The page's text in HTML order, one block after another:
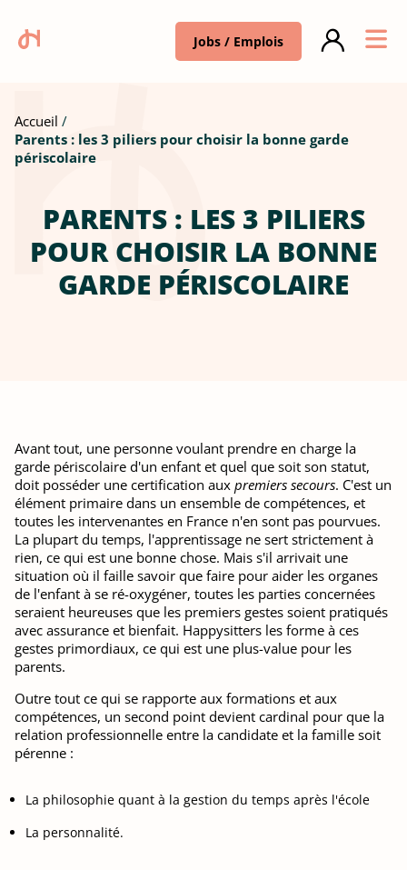
Jobs / Emplois
Accueil
Parents : les 3 piliers pour choisir la bonne garde
périscolaire
PARENTS : LES 3 PILIERS
POUR CHOISIR LA BONNE
GARDE PÉRISCOLAIRE
Avant tout, une personne voulant prendre en charge la
garde périscolaire d'un enfant et quel que soit son statut,
doit posséder une certification aux premiers secours. C'est un
élément primaire dans un ensemble de compétences, et
toutes les intervenantes en France n'en sont pas pourvues.
La plupart du temps, l'apprentissage ne sert strictement à
rien, ce qui est une bonne chose. Mais s'il arrivait une
situation où il faille savoir que faire pour aider les organes
de l'enfant à se ré-oxygéner, toutes les parties concernées
seraient heureuses que les premiers gestes soient pratiqués
avec assurance et bienfait. Happysitters les forme à ces
gestes primordiaux, ce qui est une plus-value pour les
parents.
Outre tout ce qui se rapporte aux formations et aux
compétences, un second point devient cardinal pour que la
relation professionnelle entre la candidate et la famille soit
pérenne :
La philosophie quant à la gestion du temps après l'école
La personnalité.